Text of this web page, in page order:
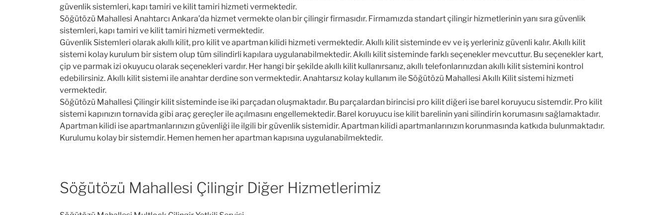
güvenlik sistemleri, kapı tamiri ve kilit tamiri hizmeti vermektedir.
Söğütözü Mahallesi Anahtarcı Ankara’da hizmet vermekte olan bir çilingir firmasıdır. Firmamızda standart çilingir hizmetlerinin yanı sıra güvenlik
sistemleri, kapı tamiri ve kilit tamiri hizmeti vermektedir.
Güvenlik Sistemleri olarak akıllı kilit, pro kilit ve apartman kilidi hizmeti vermektedir. Akıllı kilit sisteminde ev ve iş yerleriniz güvenli kalır. Akıllı kilit
sistemi kolay kurulum bir sistem olup tüm silindirli kapılara uygulanabilmektedir. Akıllı kilit sisteminde farklı seçenekler mevcuttur. Bu seçenekler kart,
çip ve parmak izi okuyucu olarak seçenekleri vardır. Her hangi bir şekilde akıllı kilit kullanırsanız, akıllı telefonlarınızdan akıllı kilit sistemini kontrol
edebilirsiniz. Akıllı kilit sistemi ile anahtar derdine son vermektedir. Anahtarsız kolay kullanım ile Söğütözü Mahallesi Akıllı Kilit sistemi hizmeti
vermektedir.
Söğütözü Mahallesi Çilingir kilit sisteminde ise iki parçadan oluşmaktadır. Bu parçalardan birincisi pro kilit diğeri ise barel koruyucu sistemdir. Pro kilit
sistemi kapınızın tornavida gibi araç gereçler ile açılmasını engellemektedir. Barel koruyucu ise kilit barelinin yani silindirin korumasını sağlamaktadır.
Apartman kilidi ise apartmanlarınızın güvenliği ile ilgili bir güvenlik sistemidir. Apartman kilidi apartmanlarınızın korunmasında katkıda bulunmaktadır.
Kurulumu kolay bir sistemdir. Hemen hemen her apartman kapısına uygulanabilmektedir.
Söğütözü Mahallesi Çilingir Diğer Hizmetlerimiz